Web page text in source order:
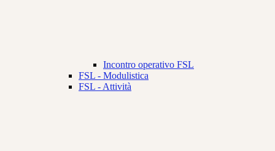
Incontro operativo FSL
FSL - Modulistica
FSL - Attività